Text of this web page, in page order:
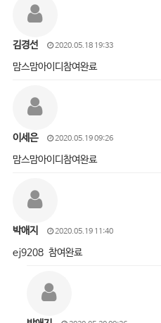
김경선 2020.05.18 19:33
맘스맘아이디참여완료
이세은 2020.05.19 09:26
맘스맘아이디참여완료
박애지 2020.05.19 11:40
ej9208 참여완료